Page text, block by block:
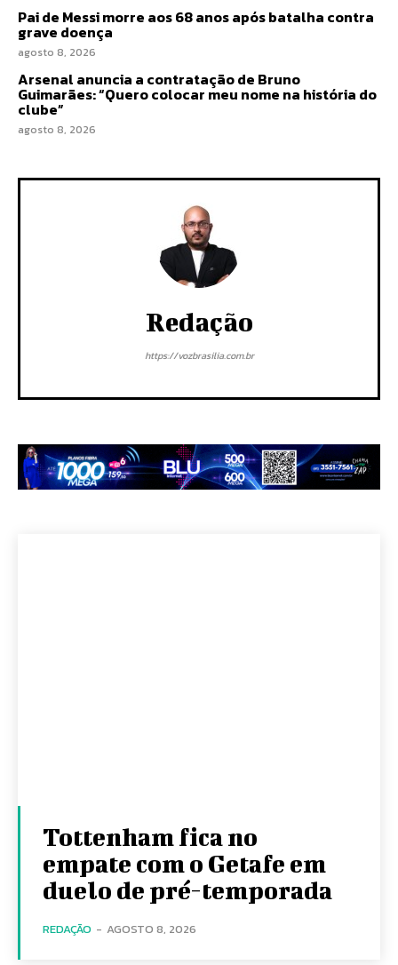
Pai de Messi morre aos 68 anos após batalha contra
grave doença
agosto 8, 2026
Arsenal anuncia a contratação de Bruno
Guimarães: “Quero colocar meu nome na história do
clube”
agosto 8, 2026
Redação
https://vozbrasilia.com.br
Tottenham fica no
empate com o Getafe em
duelo de pré-temporada
REDAÇÃO - AGOSTO 8, 2026